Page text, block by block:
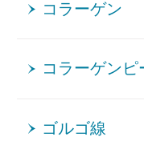
コラーゲン
コラーゲンピ
ゴルゴ線